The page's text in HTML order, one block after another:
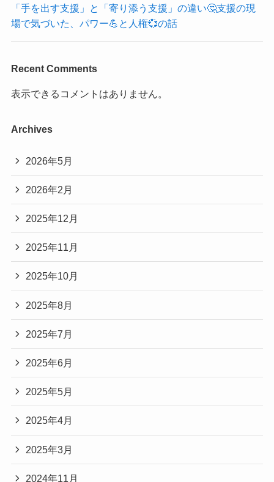
「手を出す支援」と「寄り添う支援」の違い🤔支援の現
場で気づいた、パワー💪と人権💞の話
Recent Comments
表示できるコメントはありません。
Archives
2026年5月
2026年2月
2025年12月
2025年11月
2025年10月
2025年8月
2025年7月
2025年6月
2025年5月
2025年4月
2025年3月
2024年11月